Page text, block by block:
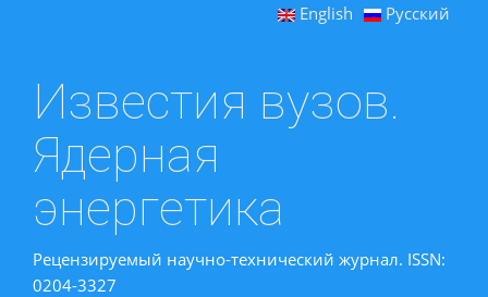
English Русский
Известия вузов.
Ядерная
энергетика
Рецензируемый научно-технический журнал. ISSN:
0204-3327